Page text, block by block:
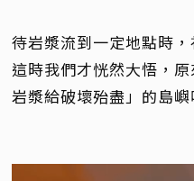
待岩漿流到一定地點時
這時我們才恍然大悟，
岩漿給破壞殆盡」的島嶼